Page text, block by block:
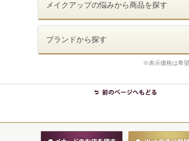
メイクアップの悩みから商品を探す
ブランドから探す
※表示価格は希望